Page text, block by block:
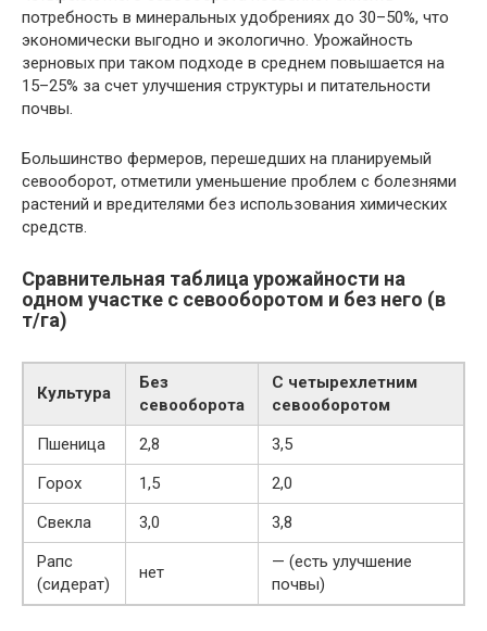
потребность в минеральных удобрениях до 30–50%, что
экономически выгодно и экологично. Урожайность
зерновых при таком подходе в среднем повышается на
15–25% за счет улучшения структуры и питательности
почвы.
Большинство фермеров, перешедших на планируемый
севооборот, отметили уменьшение проблем с болезнями
растений и вредителями без использования химических
средств.
Сравнительная таблица урожайности на
одном участке с севооборотом и без него (в
т/га)
Культура
Без
севооборота
С четырехлетним
севооборотом
Пшеница
2,8
3,5
Горох
1,5
2,0
Свекла
3,0
3,8
Рапс
(сидерат)
нет
— (есть улучшение
почвы)